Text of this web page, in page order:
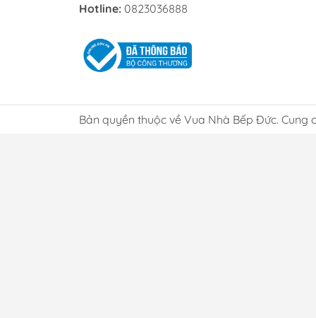
Hotline: 0823036888
Bản quyền thuộc về Vua Nhà Bếp Đức. Cung